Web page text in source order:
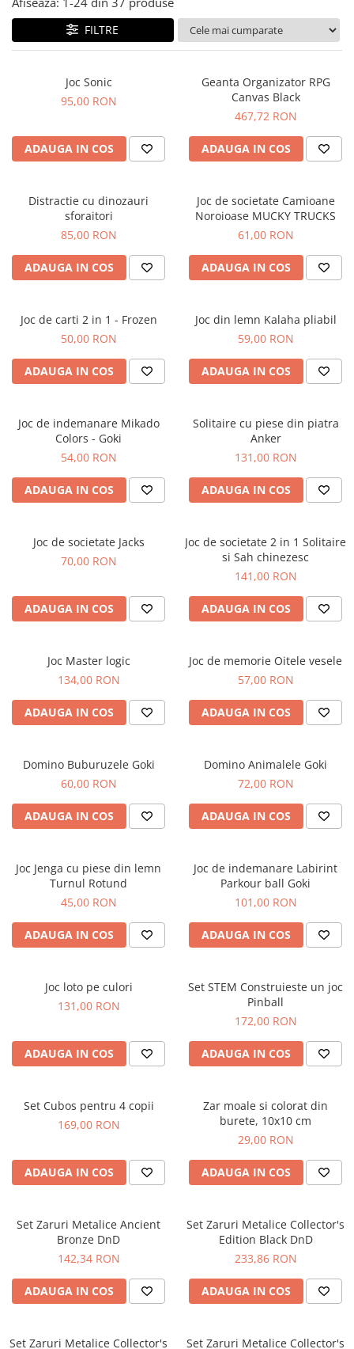
Decoratiuni
Jucarii educative
Figurine jucarii mici
Jucarii electronice
Jucarii interactive
Jocuri de societate
FILTRE
Joc Sonic
95,00 RON
ADAUGA IN COS
Geanta Organizator RPG
Canvas Black
467,72 RON
ADAUGA IN COS
Distractie cu dinozauri
sforaitori
85,00 RON
ADAUGA IN COS
Joc de societate Camioane
Noroioase MUCKY TRUCKS
61,00 RON
ADAUGA IN COS
Joc de carti 2 in 1 - Frozen
50,00 RON
ADAUGA IN COS
Joc din lemn Kalaha pliabil
59,00 RON
ADAUGA IN COS
Joc de indemanare Mikado
Colors - Goki
54,00 RON
ADAUGA IN COS
Solitaire cu piese din piatra
Anker
131,00 RON
ADAUGA IN COS
Joc de societate Jacks
70,00 RON
ADAUGA IN COS
Joc de societate 2 in 1 Solitaire
si Sah chinezesc
141,00 RON
ADAUGA IN COS
Joc Master logic
134,00 RON
ADAUGA IN COS
Joc de memorie Oitele vesele
57,00 RON
ADAUGA IN COS
Domino Buburuzele Goki
60,00 RON
ADAUGA IN COS
Domino Animalele Goki
72,00 RON
ADAUGA IN COS
Joc Jenga cu piese din lemn
Turnul Rotund
45,00 RON
ADAUGA IN COS
Joc de indemanare Labirint
Parkour ball Goki
101,00 RON
ADAUGA IN COS
Joc loto pe culori
131,00 RON
ADAUGA IN COS
Set STEM Construieste un joc
Pinball
172,00 RON
ADAUGA IN COS
Set Cubos pentru 4 copii
169,00 RON
ADAUGA IN COS
Zar moale si colorat din
burete, 10x10 cm
29,00 RON
ADAUGA IN COS
Set Zaruri Metalice Ancient
Bronze DnD
142,34 RON
ADAUGA IN COS
Set Zaruri Metalice Collector's
Edition Black DnD
233,86 RON
ADAUGA IN COS
Set Zaruri Metalice Collector's
Set Zaruri Metalice Collector's